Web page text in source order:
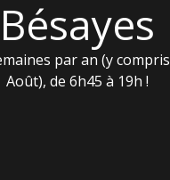
Bésayes
par an (y
Août), de 6h45 à 19h !